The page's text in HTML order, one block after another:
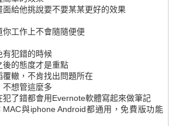
給他挑說要不要某某更好的效果
工作上不會隨隨便便
有犯錯的時候
後的態度才是重點
轍，不肯找出問題所在
不想管這麼多
了錯都會用Evernote軟體寫起來做筆記
MAC與iphone Android都通用，免費版功能